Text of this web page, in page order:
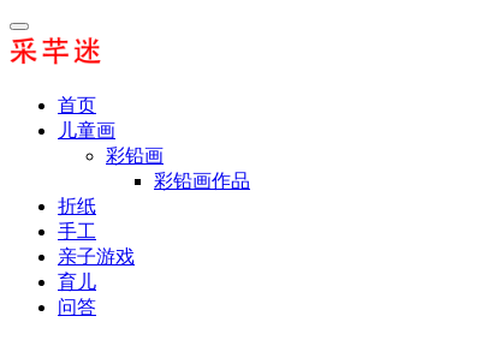
首页
儿童画
彩铅画
彩铅画作品
折纸
手工
亲子游戏
育儿
问答